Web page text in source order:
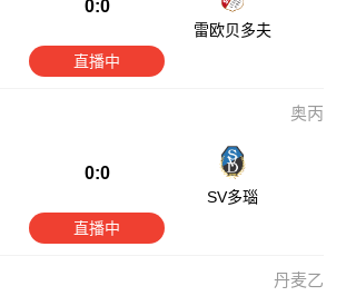
0:0
雷欧贝多夫
直播中
奥丙
0:0
SV多瑙
直播中
丹麦乙